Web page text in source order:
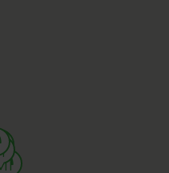
food